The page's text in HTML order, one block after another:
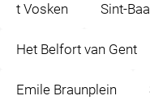
t Vosken Sint-
Het Belfort van Gent
Emile Braunplein